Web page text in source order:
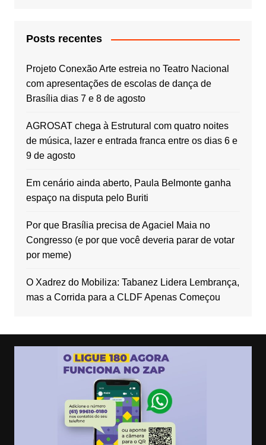
Posts recentes
Projeto Conexão Arte estreia no Teatro Nacional
com apresentações de escolas de dança de
Brasília dias 7 e 8 de agosto
AGROSAT chega à Estrutural com quatro noites
de música, lazer e entrada franca entre os dias 6 e
9 de agosto
Em cenário ainda aberto, Paula Belmonte ganha
espaço na disputa pelo Buriti
Por que Brasília precisa de Agaciel Maia no
Congresso (e por que você deveria parar de votar
por meme)
O Xadrez do Mobiliza: Tabanez Lidera Lembrança,
mas a Corrida para a CLDF Apenas Começou